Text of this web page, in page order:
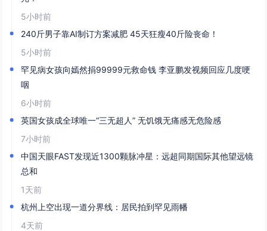
5小时前
240斤男子靠AI制订方案减肥 45天狂瘦40斤险丧命！
5小时前
罕见病女孩向嫣然捐99999元救命钱 李亚鹏发视频回应几度哽
咽
6小时前
英国女孩成全球唯一“三无超人” 无饥饿无痛感无危险感
7小时前
中国天眼FAST发现近1300颗脉冲星：远超同期国际其他望远镜
总和
1天前
杭州上空出现一道分界线：居民拍到罕见雨幡
4天前